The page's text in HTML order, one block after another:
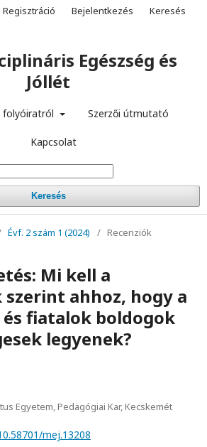
Egészség és
Jóllét
folyóiratról Szerzői útmutató
Kapcsolat
Keresés
Regisztráció Bejelentkezés Keresés
Évf. 2 szám 1 (2024) / Recenziók
Mi kell a
szerint ahhoz, hogy a
fiatalok boldogok
legyenek?
Egyetem, Pedagógiai Kar, Kecskemét
mej.13208